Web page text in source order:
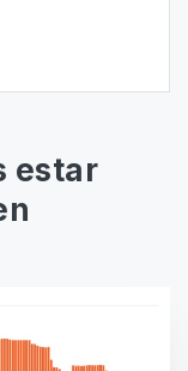
estar